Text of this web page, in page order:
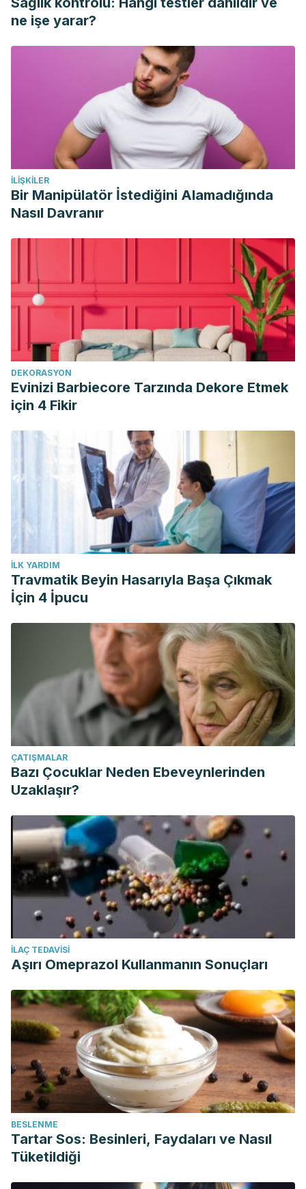
Food. Scientific Opinion on the re-evaluation of sulfur
dioxide (E 220), sodium sulfite (E 221), sodium bisulfite (E
222), sodium metabisulfite (E 223), potassium metabisulfite
(E 224), calcium sulfite (E 226), calcium bisulfite (E 227)
and potassium bisulfite (E 228) as food additives.
. Abril 2016.
Vally, H y La Misso N. Adverse reactions to the sulfite
additives. Gastroenterology and Hepatology from bed to
bench. Invierno 2012. 5(1): 16-23.
ne işe yarar?
İLIŞKILER
Bir Manipülatör İstediğini Alamadığında
Nasıl Davranır
DEKORASYON
Evinizi Barbiecore Tarzında Dekore Etmek
için 4 Fikir
İLK YARDIM
Travmatik Beyin Hasarıyla Başa Çıkmak
İçin 4 İpucu
ÇATIŞMALAR
Bazı Çocuklar Neden Ebeveynlerinden
Uzaklaşır?
İLAÇ TEDAVISI
Aşırı Omeprazol Kullanmanın Sonuçları
BESLENME
Tartar Sos: Besinleri, Faydaları ve Nasıl
Tüketildiği